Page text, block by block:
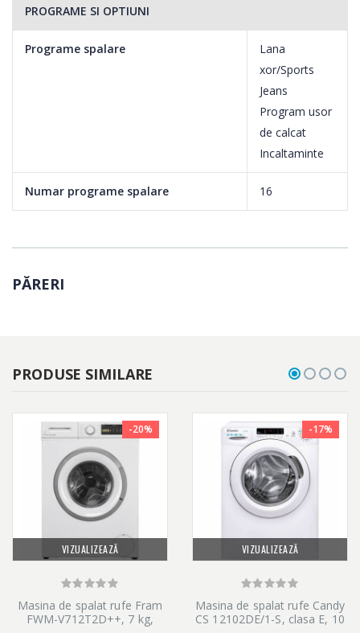
PROGRAME SI OPTIUNI
Programe spalare
Lana
xor/Sports
Jeans
Program usor
de calcat
Incaltaminte
Numar programe spalare 16
PĂRERI
PRODUSE SIMILARE
VIZUALIZEAZĂ
-20%
Masina de spalat rufe Fram
FWM-V712T2D++, 7 kg,
VIZUALIZEAZĂ
-17%
Masina de spalat rufe Candy
CS 12102DE/1-S, clasa E, 10